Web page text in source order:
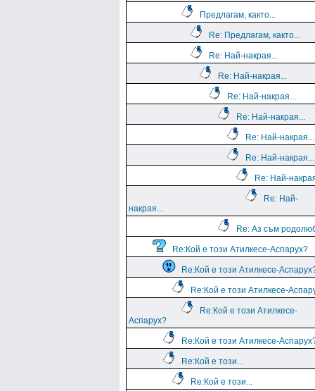
Предлагам, както...
Re: Предлагам, както...
Re: Най-накрая...
Re: Най-накрая...
Re: Най-накрая...
Re: Най-накрая...
Re: Най-накрая...
Re: Най-накрая...
Re: Най-
Re: Най-
накрая...
Re: Аз съм
Re:Кой е този Атилкесе-Аспарух?
Re:Кой е този Атилкесе-
Re:Кой е този Атилкесе-
Re:Кой е този Атилкесе-
Аспарух?
Re:Кой е този Атилкесе-
Re:Кой е този...
Re:Кой е този...